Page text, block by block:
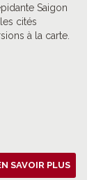
Saigon
cités
à la carte.
Vols inclus
SAVOIR PLUS